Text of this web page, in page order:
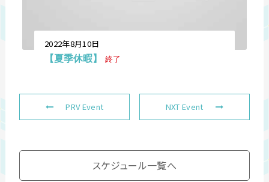
2022年8月10日
【夏季休暇】 終了
PRV Event NXT Event
スケジュール一覧へ